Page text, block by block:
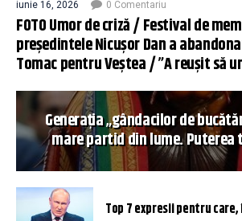
iunie 16, 2026 0 Comentariu
FOTO Umor de criză / Festival de
președintele Nicușor Dan a
Tomac pentru Veștea / ”A reușit să
Generația „gândacilor de
mare partid din lume.
Top 7 expresii pentru care,